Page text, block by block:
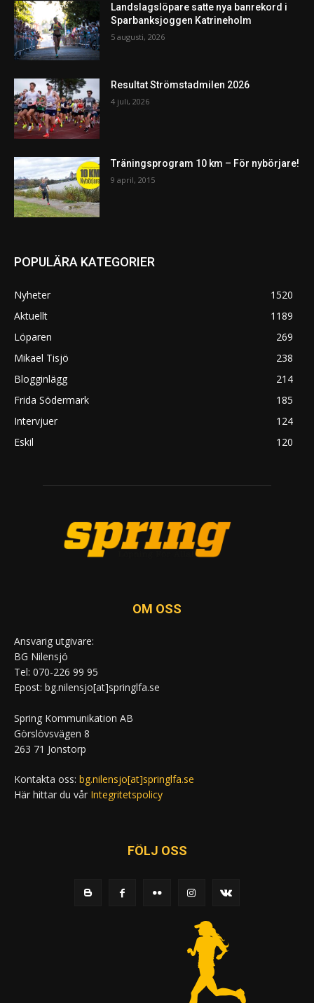
Landslagslöpare satte nya banrekord i
Sparbanksjoggen Katrineholm
5 augusti, 2026
Resultat Strömstadmilen 2026
4 juli, 2026
Träningsprogram 10 km – För nybörjare!
9 april, 2015
POPULÄRA KATEGORIER
Nyheter
1520
Aktuellt
1189
Löparen
269
Mikael Tisjö
238
Blogginlägg
214
Frida Södermark
185
Intervjuer
124
Eskil
120
OM OSS
Ansvarig utgivare:
BG Nilensjö
Tel: 070-226 99 95
Epost: bg.nilensjo[at]springlfa.se
Spring Kommunikation AB
Görslövsvägen 8
263 71 Jonstorp
Kontakta oss: bg.nilensjo[at]springlfa.se
Här hittar du vår Integritetspolicy
FÖLJ OSS